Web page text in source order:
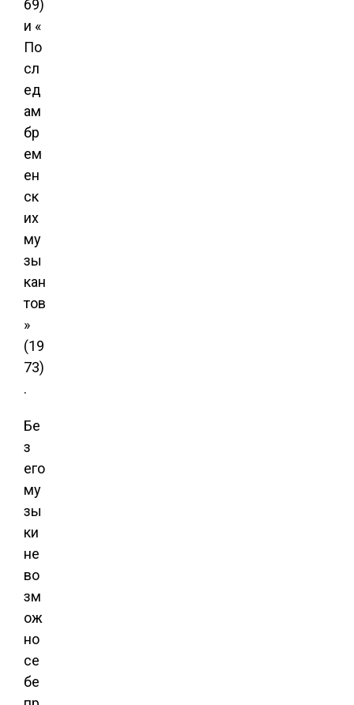
69)
и «
По
сл
ед
ам
бр
ем
ен
ск
их
му
зы
кан
тов
»
(19
73)
.
Бе
з
его
му
зы
ки
не
во
зм
ож
но
се
бе